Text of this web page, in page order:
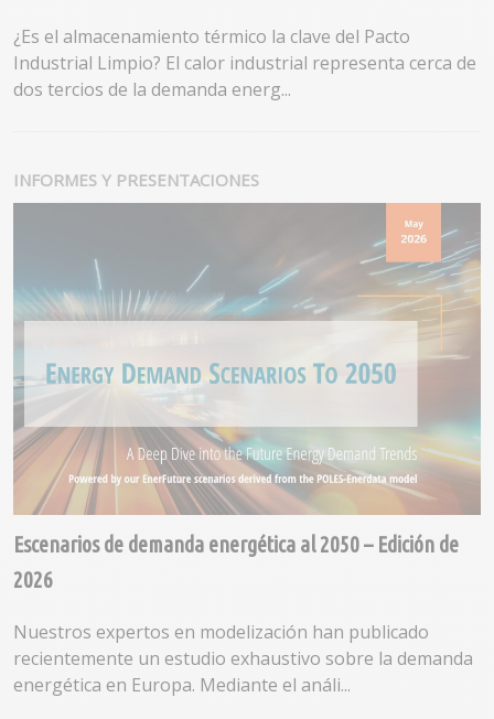
¿Es el almacenamiento térmico la clave del Pacto
Industrial Limpio? El calor industrial representa cerca de
dos tercios de la demanda energ...
INFORMES Y PRESENTACIONES
Escenarios de demanda energética al 2050 – Edición de
2026
Nuestros expertos en modelización han publicado
recientemente un estudio exhaustivo sobre la demanda
energética en Europa. Mediante el análi...